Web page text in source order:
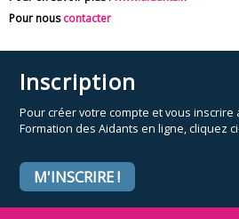
Pour nouscontacter
Inscription
Pour créer votre compte et vous inscrire
Formation des Aidants en ligne, cliquez
M'INSCRIRE !